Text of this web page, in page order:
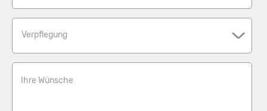
Verpflegung
Ihre Wünsche